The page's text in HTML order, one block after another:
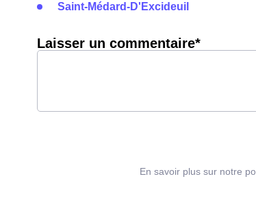
Saint-Médard-D'Excideuil
Laisser un commentaire*
En savoir plus sur notre